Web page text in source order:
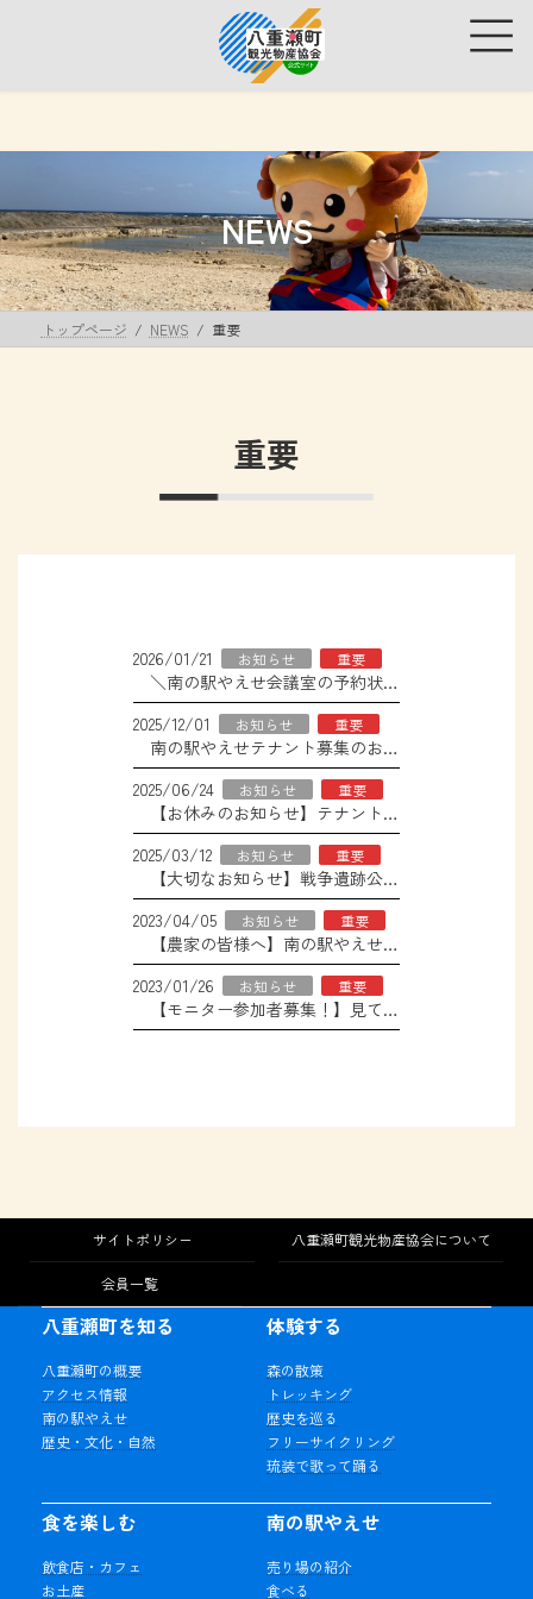
ス
プ
ン
動
NEWS
トップページ NEWS 重要
重要
2026/01/21 お知らせ 重要
＼南の駅やえせ会議室の予約状況の確認はこちら！／
2025/12/01
お知らせ 重要
南の駅やえせテナント募集のお知らせ
2025/06/24
お知らせ 重要
【お休みのお知らせ】テナント6店舗、エアコン取り換え工事について
2025/03/12
お知らせ 重要
【大切なお知らせ】戦争遺跡公園「ヌヌマチガマ」の入壕料改定について
2023/04/05
お知らせ 重要
【農家の皆様へ】南の駅やえせ お取引説明会のご案内
2023/01/26
お知らせ 重要
【モニター参加者募集！】見て！触れて！感じて！文化観光体験プラン創出モニター事業
サイトポリシー 八重瀬町観光物産協会について
会員一覧
八重瀬町を知る
八重瀬町の概要
アクセス情報
南の駅やえせ
歴史・文化・自然
体験する
森の散策
トレッキング
歴史を巡る
フリーサイクリング
琉装で歌って踊る
食を楽しむ
飲食店・カフェ
お土産
南の駅やえせ
売り場の紹介
食べる